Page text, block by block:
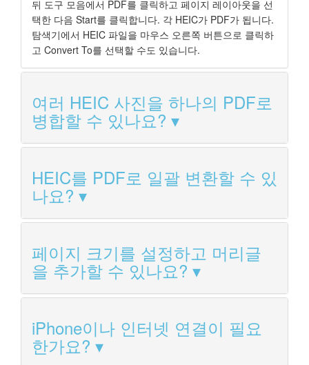
뒤 도구 모음에서 PDF를 클릭하고 페이지 레이아웃을 선
택한 다음 Start를 클릭합니다. 각 HEIC가 PDF가 됩니다.
탐색기에서 HEIC 파일을 마우스 오른쪽 버튼으로 클릭하
고 Convert To를 선택할 수도 있습니다.
여러 HEIC 사진을 하나의 PDF로
병합할 수 있나요?
HEIC를 PDF로 일괄 변환할 수 있
나요?
페이지 크기를 설정하고 머리글
을 추가할 수 있나요?
iPhone이나 인터넷 연결이 필요
한가요?